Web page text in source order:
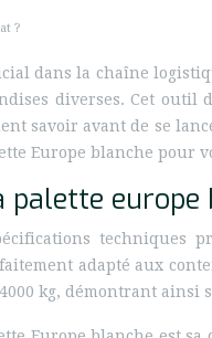
?
dans la chaîne
diverses. Cet
savoir avant de se
Europe blanche
palette europe
techniques
adapté aux
kg, démontrant ainsi